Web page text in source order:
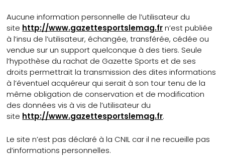
Aucune information personnelle de l’utilisateur du
site http://www.gazettesportslemag.frn’est publiée
à l’insu de l’utilisateur, échangée, transférée, cédée ou
vendue sur un support quelconque à des tiers. Seule
l’hypothèse du rachat de Gazette Sports et de ses
droits permettrait la transmission des dites informations
à l’éventuel acquéreur qui serait à son tour tenu de la
même obligation de conservation et de modification
des données vis à vis de l’utilisateur du
site http://www.gazettesportslemag.fr.
Le site n’est pas déclaré à la CNIL car il ne recueille pas
d’informations personnelles.